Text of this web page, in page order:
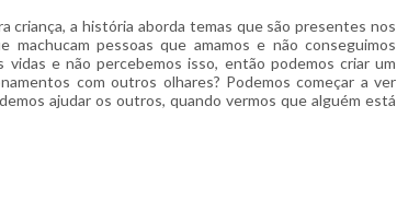
criança, a história aborda temas que são presentes nos
pessoas que amamos e não conseguimos
e não percebemos isso, então podemos criar um
com outros olhares? Podemos começar a ver
ajudar os outros, quando vermos que alguém está